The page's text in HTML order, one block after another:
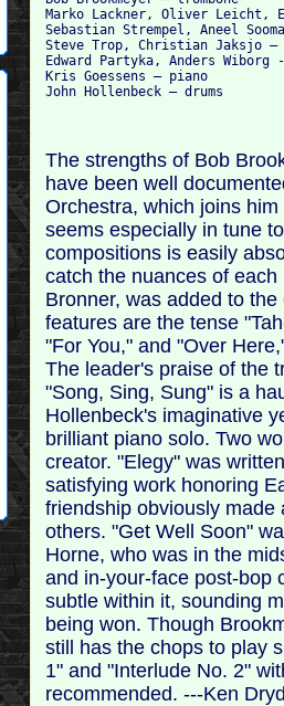
Marko Lackner, Oliver Leicht,
Sebastian Strempel, Aneel
Steve Trop, Christian Jaksjo –
Edward Partyka, Anders Wiborg
Kris Goessens – piano
The strengths of Bob
have been well
Orchestra, which joins
seems especially in tune
compositions is easily
catch the nuances of
Bronner, was added to
features are the tense
"For You," and "Over
The leader's praise of the
"Song, Sing, Sung" is a
Hollenbeck's imaginative
brilliant piano solo. Two
creator. "Elegy" was
satisfying work honoring
friendship obviously
others. "Get Well Soon"
Horne, who was in the
and in-your-face post-bop
subtle within it, sounding
being won. Though
still has the chops to play
1" and "Interlude No. 2"
recommended. ---Ken